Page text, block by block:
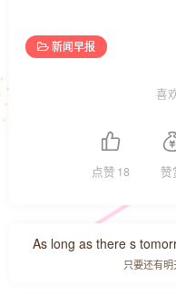
新闻早报
喜
点赞 18 赞
As long as there s
只要还有